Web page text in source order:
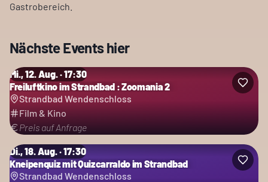
Gastrobereich.
Nächste Events hier
Mi., 12. Aug. · 17:30
Freiluftkino im Strandbad : Zoomania 2
Strandbad Wendenschloss
Film & Kino
Preis auf Anfrage
Di., 18. Aug. · 17:30
Kneipenquiz mit Quizcarraldo im Strandbad
Strandbad Wendenschloss